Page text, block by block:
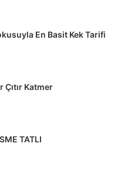
En Basit Kek Tarifi
Çıtır Katmer
TATLI